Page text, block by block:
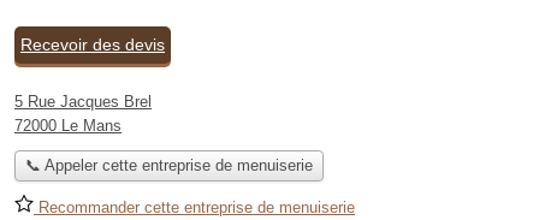
Recevoir des devis
5 Rue Jacques Brel
72000 Le Mans
📞 Appeler cette entreprise de menuiserie
Recommander cette entreprise de menuiserie